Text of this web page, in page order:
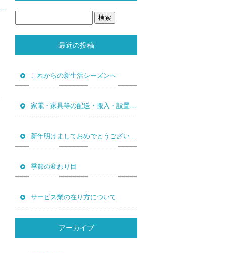
最近の投稿
これからの新生活シーズンへ
家電・家具等の配送・搬入・設置は高知の株式会社共栄TECへ！
新年明けましておめでとうございます。
季節の変わり目
サービス業の在り方について
アーカイブ